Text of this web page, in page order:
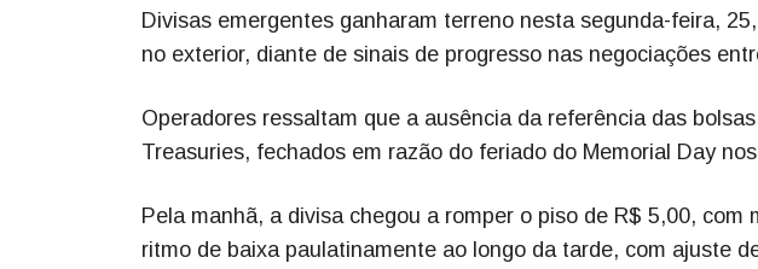
Divisas emergentes ganharam terreno nesta segunda-feira,
no exterior, diante de sinais de progresso nas negociações
Operadores ressaltam que a ausência da referência das
Treasuries, fechados em razão do feriado do Memorial Day
Pela manhã, a divisa chegou a romper o piso de R$ 5,00,
ritmo de baixa paulatinamente ao longo da tarde, com ajuste